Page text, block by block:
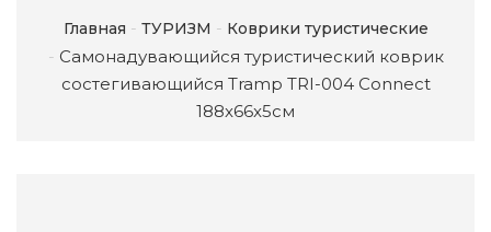
Главная ТУРИЗМ Коврики туристические
Самонадувающийся туристический коврик
состегивающийся Tramp TRI-004 Connect
188x66x5см